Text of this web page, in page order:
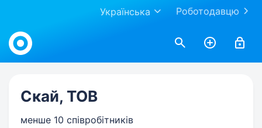
Роботодавцю
Українська
Work.ua
Скай, ТОВ
менше 10 співробітників